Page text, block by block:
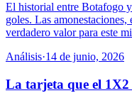
El historial entre Botafogo
goles. Las
verdadero valor para este
Análisis·14 de junio, 2026
La tarjeta que el